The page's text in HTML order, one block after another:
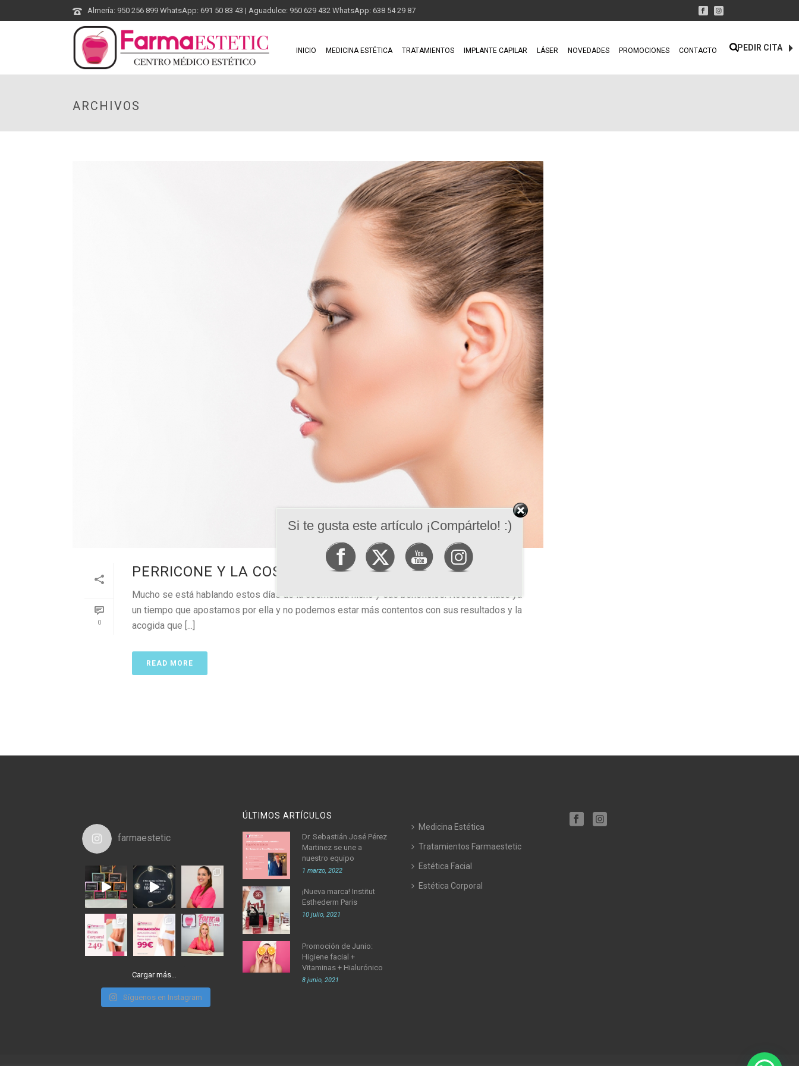
Almería: 950 256 899 WhatsApp: 691 50 83 43 | Aguadulce: 950 629 432 WhatsApp: 638 54 29 87
INICIO MEDICINA ESTÉTICA TRATAMIENTOS IMPLANTE CAPILAR LÁSER NOVEDADES PROMOCIONES CONTACTO PEDIR CITA
ARCHIVOS
0
PERRICONE Y LA COSMÉTICA NICHO O DE VANGUARDIA
Mucho se está hablando estos días de la cosmética nicho y sus beneficios. Nosotros hace ya
un tiempo que apostamos por ella y no podemos estar más contentos con sus resultados y la
acogida que [...]
READ MORE
farmaestetic
Cargar más…
Síguenos en Instagram
ÚLTIMOS ARTÍCULOS
Dr. Sebastián José Pérez
Martinez se une a
nuestro equipo
1 marzo, 2022
¡Nueva marca! Institut
Esthederm Paris
10 julio, 2021
Promoción de Junio:
Higiene facial +
Vitaminas + Hialurónico
8 junio, 2021
Medicina Estética
Tratamientos Farmaestetic
Estética Facial
Estética Corporal
Si te gusta este artículo ¡Compártelo! :)